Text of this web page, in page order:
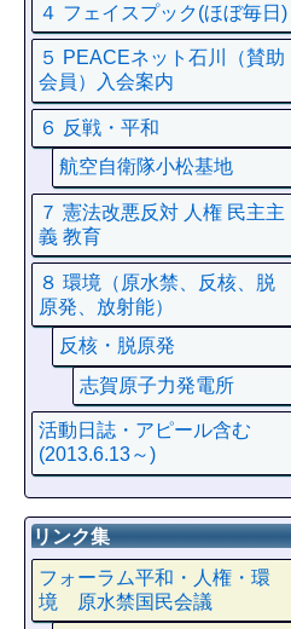
４ フェイスプック(ほぼ毎日)
５ PEACEネット石川（賛助
会員）入会案内
６ 反戦・平和
航空自衛隊小松基地
７ 憲法改悪反対 人権 民主主
義 教育
８ 環境（原水禁、反核、脱
原発、放射能）
反核・脱原発
志賀原子力発電所
活動日誌・アピール含む
(2013.6.13～)
リンク集
フォーラム平和・人権・環
境 原水禁国民会議